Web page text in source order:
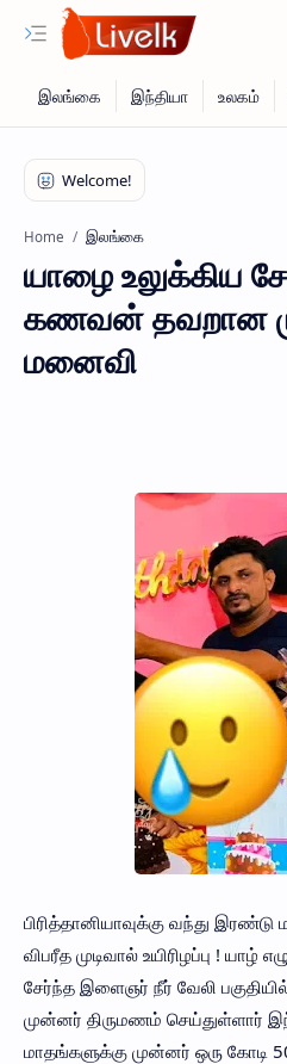
Home இலங்கை
யாழை உலுக்கிய
கணவன் தவறான
மனைவி
பிரித்தானியாவுக்கு வந்து
விபரீத முடிவால் உயிரிழப்பு ! யாழ்
சேர்ந்த இளைஞர் நீர் வேலி
முன்னர் திருமணம் செய்துள்ளார்
மாதங்களுக்கு முன்னர் ஒரு கோடி